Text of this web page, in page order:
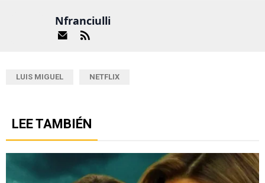
Nfranciulli
LUIS MIGUEL NETFLIX
LEE TAMBIÉN